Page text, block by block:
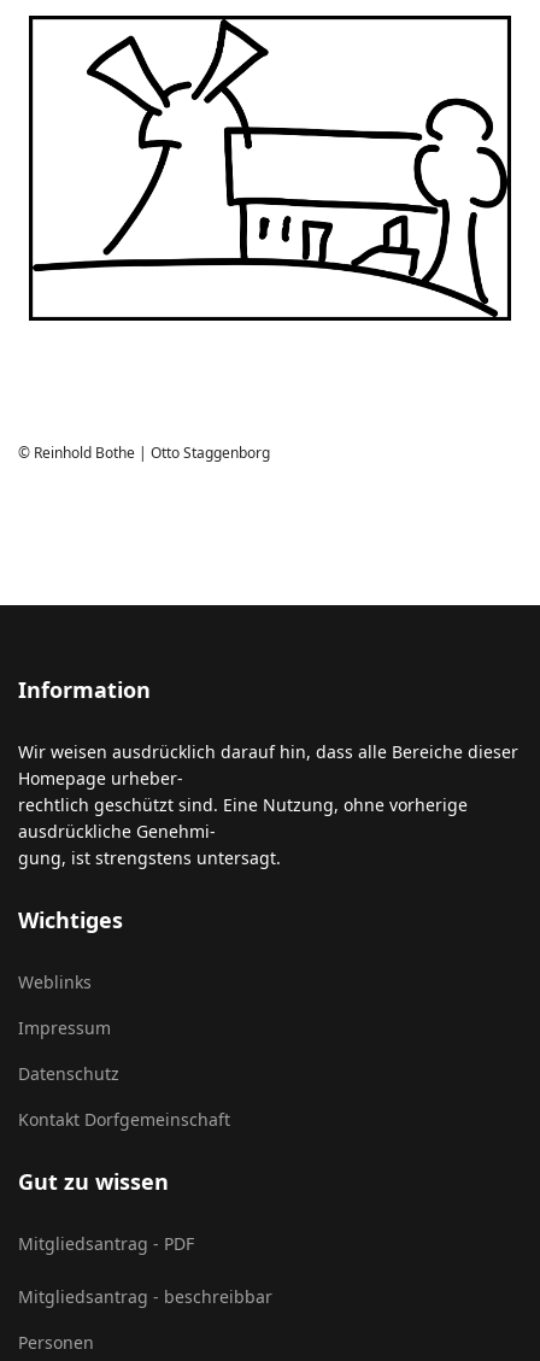
© Reinhold Bothe | Otto Staggenborg
Information
Wir weisen ausdrücklich darauf hin, dass alle Bereiche dieser
Homepage urheber-
rechtlich geschützt sind. Eine Nutzung, ohne vorherige
ausdrückliche Genehmi-
gung, ist strengstens untersagt.
Wichtiges
Weblinks
Impressum
Datenschutz
Kontakt Dorfgemeinschaft
Gut zu wissen
Mitgliedsantrag - PDF
Mitgliedsantrag - beschreibbar
Personen